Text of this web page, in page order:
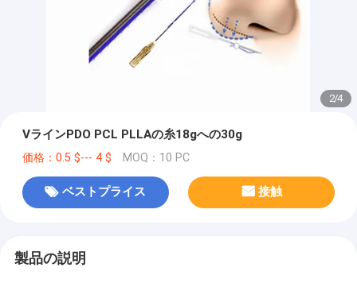
2/4
VラインPDO PCL PLLAの糸18gへの30g
価格：0.5 $--- 4 $ MOQ：10 PC
ベストプライス 接触
製品の説明